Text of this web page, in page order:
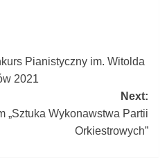
Pianistyczny im. Witolda
2021
Next:
„Sztuka Wykonawstwa Partii
Orkiestrowych”